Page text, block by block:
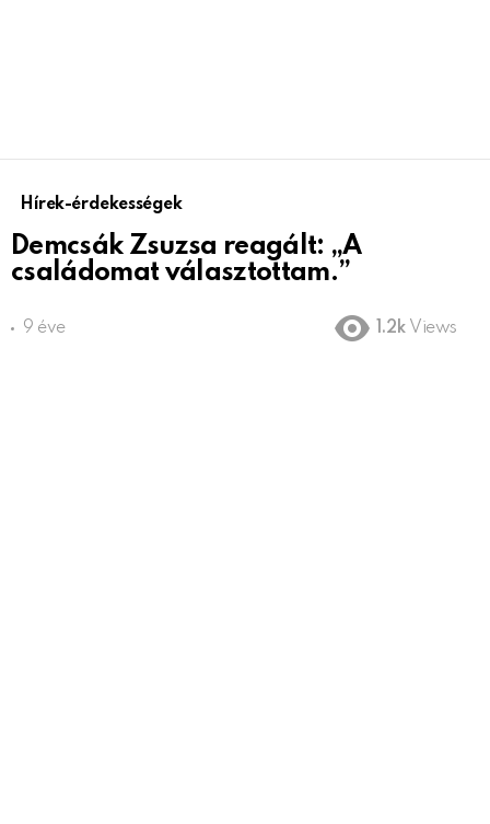
Hírek-érdekességek
Demcsák Zsuzsa reagált: „A
családomat választottam.”
9 éve 1.2k Views